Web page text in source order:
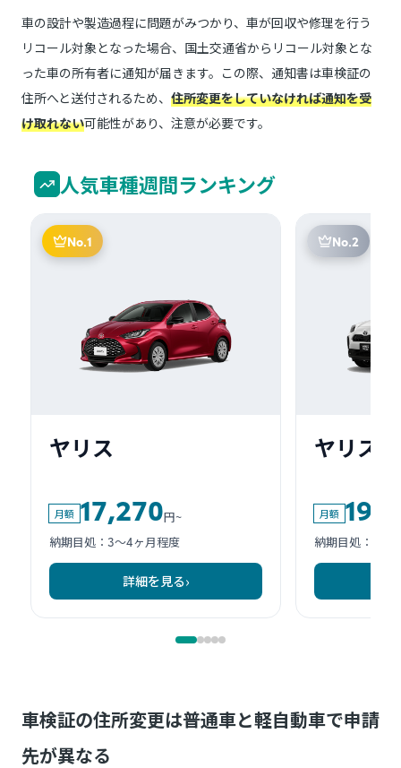
車の設計や製造過程に問題がみつかり、車が回収や修理を行う
リコール対象となった場合、国土交通省からリコール対象とな
った車の所有者に通知が届きます。この際、通知書は車検証の
住所へと送付されるため、 住所変更をしていなければ通知を受
け取れない可能性があり、注意が必要です。
車検証の住所変更は普通車と軽自動車で申請
先が異なる